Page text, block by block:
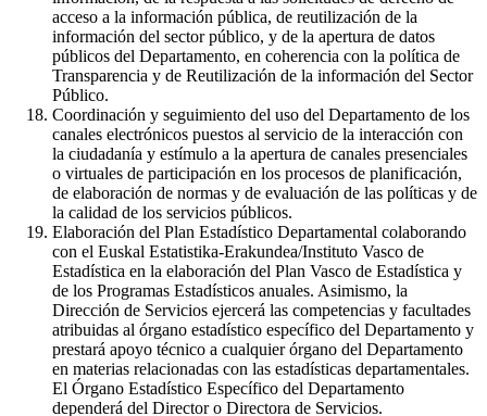
acceso a la información pública, de reutilización de la
información del sector público, y de la apertura de datos
públicos del Departamento, en coherencia con la política de
Transparencia y de Reutilización de la información del Sector
Público.
Coordinación y seguimiento del uso del Departamento de los
canales electrónicos puestos al servicio de la interacción con
la ciudadanía y estímulo a la apertura de canales presenciales
o virtuales de participación en los procesos de planificación,
de elaboración de normas y de evaluación de las políticas y de
la calidad de los servicios públicos.
Elaboración del Plan Estadístico Departamental colaborando
con el Euskal Estatistika-Erakundea/Instituto Vasco de
Estadística en la elaboración del Plan Vasco de Estadística y
de los Programas Estadísticos anuales. Asimismo, la
Dirección de Servicios ejercerá las competencias y facultades
atribuidas al órgano estadístico específico del Departamento y
prestará apoyo técnico a cualquier órgano del Departamento
en materias relacionadas con las estadísticas departamentales.
El Órgano Estadístico Específico del Departamento
dependerá del Director o Directora de Servicios.